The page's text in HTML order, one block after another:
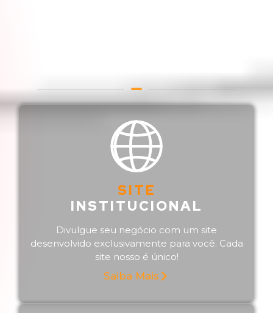
SITE
INSTITUCIONAL
Divulgue seu negócio com um site
desenvolvido exclusivamente para você. Cada
site nosso é único!
Saiba Mais